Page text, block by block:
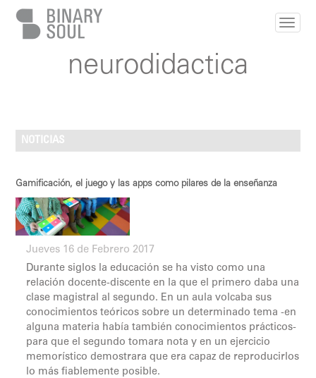
neurodidactica
NOTICIAS
Gamificación, el juego y las apps como pilares de la enseñanza
Jueves 16 de Febrero 2017
Durante siglos la educación se ha visto como una
relación docente-discente en la que el primero daba una
clase magistral al segundo. En un aula volcaba sus
conocimientos teóricos sobre un determinado tema -en
alguna materia había también conocimientos prácticos-
para que el segundo tomara nota y en un ejercicio
memorístico demostrara que era capaz de reproducirlos
lo más fiablemente posible.